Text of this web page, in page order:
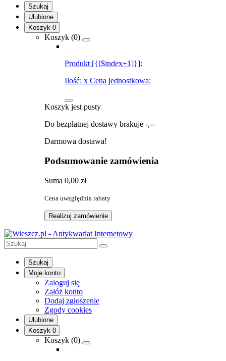
Szukaj
Ulubione
Koszyk 0
Koszyk (0)
Produkt [{[$index+1]}]:
Ilość: x Cena jednostkowa:
Koszyk jest pusty
Do bezpłatnej dostawy brakuje -,--
Darmowa dostawa!
Podsumowanie zamówienia
Suma 0,00 zł
Cena uwzględnia rabaty
Realizuj zamówienie
Szukaj
Moje konto
Zaloguj się
Załóż konto
Dodaj zgłoszenie
Zgody cookies
Ulubione
Koszyk 0
Koszyk (0)